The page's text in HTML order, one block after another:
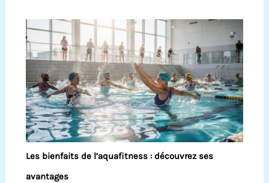
Les bienfaits de l’aquafitness : découvrez ses
avantages